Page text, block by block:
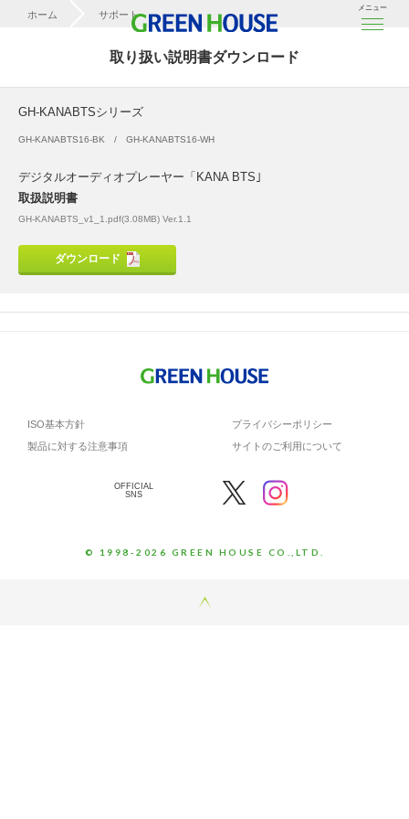
メニュー
ホーム サポート
取り扱い説明書ダウンロード
GH-KANABTSシリーズ
GH-KANABTS16-BK GH-KANABTS16-WH
デジタルオーディオプレーヤー「KANA BTS｣
取扱説明書
GH-KANABTS_v1_1.pdf(3.08MB) Ver.1.1
ダウンロード
ISO基本方針
プライバシーポリシー
製品に対する注意事項
サイトのご利用について
OFFICIAL
SNS
© 1998-2026 GREEN HOUSE CO.,LTD.